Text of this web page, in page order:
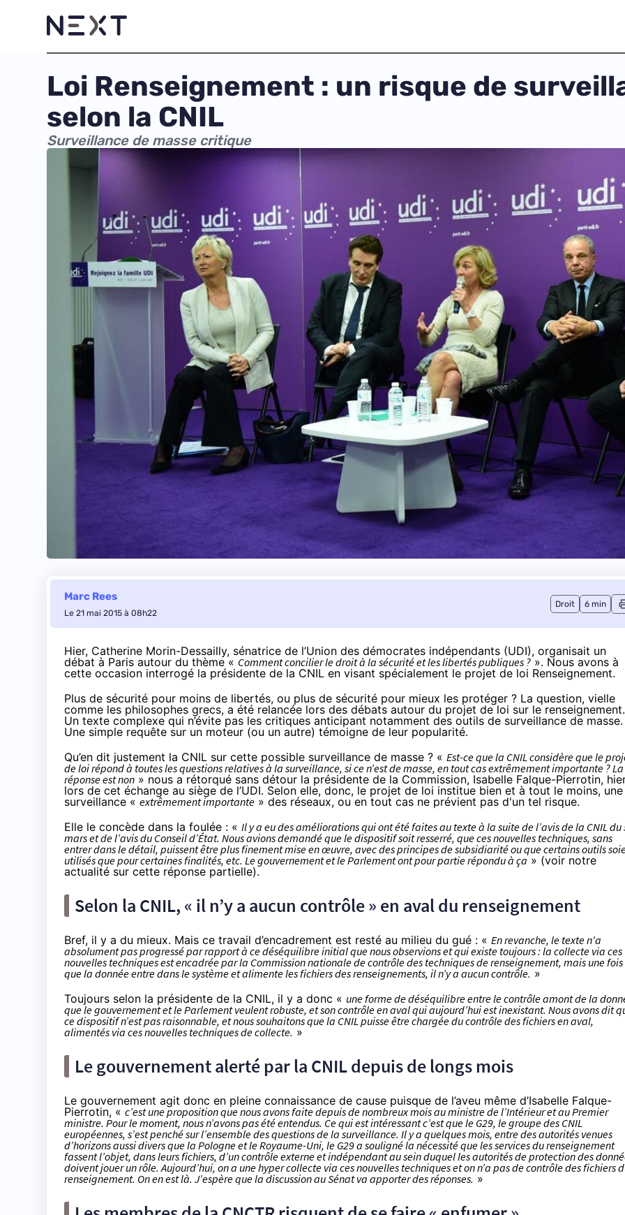
Loi Renseignement : un risque de
selon la CNIL
Surveillance de masse critique
Marc Rees
Le 21 mai 2015 à 08h22
Droit 6 min
Hier, Catherine Morin-Dessailly, sénatrice de l’Union des démocrates indépendants (UDI), organisait un
débat à Paris autour du thème « Comment concilier le droit à la sécurité et les libertés publiques ? ». Nous avons à
cette occasion interrogé la présidente de la CNIL en visant spécialement le projet de loi Renseignement.
Plus de sécurité pour moins de libertés, ou plus de sécurité pour mieux les protéger ? La question, vielle
comme les philosophes grecs, a été relancée lors des débats autour du projet de loi sur le renseignement.
Un texte complexe qui n’évite pas les critiques anticipant notamment des outils de surveillance de masse.
Une simple requête sur un moteur (ou un autre) témoigne de leur popularité.
Qu’en dit justement la CNIL sur cette possible surveillance de masse ? « Est-ce que la CNIL considère que le
de loi répond à toutes les questions relatives à la surveillance, si ce n’est de masse, en tout cas extrêmement importante ? La
réponse est non » nous a rétorqué sans détour la présidente de la Commission, Isabelle Falque-Pierrotin,
lors de cet échange au siège de l’UDI. Selon elle, donc, le projet de loi institue bien et à tout le moins, une
surveillance « extrêmement importante » des réseaux, ou en tout cas ne prévient pas d'un tel risque.
Elle le concède dans la foulée : « Il y a eu des améliorations qui ont été faites au texte à la suite de l’avis de la CNIL du
mars et de l’avis du Conseil d’État. Nous avions demandé que le dispositif soit resserré, que ces nouvelles techniques, sans
entrer dans le détail, puissent être plus finement mise en œuvre, avec des principes de subsidiarité ou que certains outils
utilisés que pour certaines finalités, etc. Le gouvernement et le Parlement ont pour partie répondu à ça » (voir notre
actualité sur cette réponse partielle).
Selon la CNIL, « il n’y a aucun contrôle » en aval du renseignement
Bref, il y a du mieux. Mais ce travail d’encadrement est resté au milieu du gué : « En revanche, le texte n'a
absolument pas progressé par rapport à ce déséquilibre initial que nous observions et qui existe toujours : la collecte via ces
nouvelles techniques est encadrée par la Commission nationale de contrôle des techniques de renseignement, mais une fois
que la donnée entre dans le système et alimente les fichiers des renseignements, il n’y a aucun contrôle. »
Toujours selon la présidente de la CNIL, il y a donc « une forme de déséquilibre entre le contrôle amont de la
que le gouvernement et le Parlement veulent robuste, et son contrôle en aval qui aujourd’hui est inexistant. Nous avons dit
ce dispositif n’est pas raisonnable, et nous souhaitons que la CNIL puisse être chargée du contrôle des fichiers en aval,
alimentés via ces nouvelles techniques de collecte. »
Le gouvernement alerté par la CNIL depuis de longs mois
Le gouvernement agit donc en pleine connaissance de cause puisque de l’aveu même d’Isabelle Falque-
Pierrotin, « c’est une proposition que nous avons faite depuis de nombreux mois au ministre de l’Intérieur et au Premier
ministre. Pour le moment, nous n’avons pas été entendus. Ce qui est intéressant c’est que le G29, le groupe des CNIL
européennes, s’est penché sur l’ensemble des questions de la surveillance. Il y a quelques mois, entre des autorités venues
d’horizons aussi divers que la Pologne et le Royaume-Uni, le G29 a souligné la nécessité que les services du renseignement
fassent l’objet, dans leurs fichiers, d’un contrôle externe et indépendant au sein duquel les autorités de protection des
doivent jouer un rôle. Aujourd’hui, on a une hyper collecte via ces nouvelles techniques et on n’a pas de contrôle des fichiers
renseignement. On en est là. J’espère que la discussion au Sénat va apporter des réponses. »